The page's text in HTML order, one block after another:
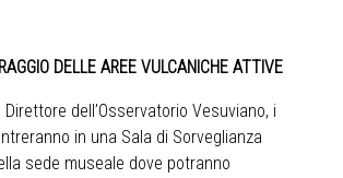
DELLE AREE VULCANICHE ATTIVE
dell’Osservatorio Vesuviano, i
in una Sala di Sorveglianza
sede museale dove potranno